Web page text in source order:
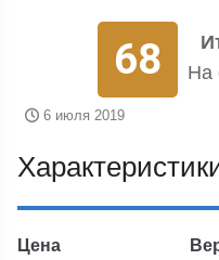
68
На
6 июля 2019
Цена